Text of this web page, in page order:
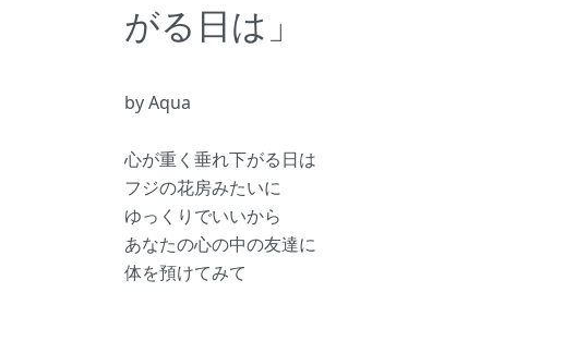
がる日は」
by Aqua
心が重く垂れ下がる日は
フジの花房みたいに
ゆっくりでいいから
あなたの心の中の友達に
体を預けてみて